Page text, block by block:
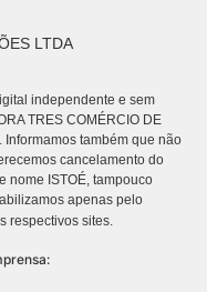
LTDA
independente e sem
TRES COMÉRCIO DE
Informamos também que não
cancelamento do
nome ISTOÉ, tampouco
apenas pelo
respectivos sites.